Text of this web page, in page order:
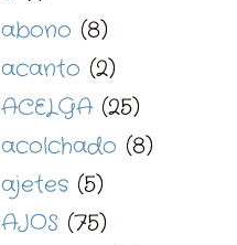
abono (8)
acanto (2)
ACELGA (25)
acolchado (8)
ajetes (5)
AJOS (75)